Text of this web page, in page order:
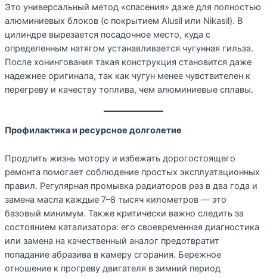
Это универсальный метод «спасения» даже для полностью
алюминиевых блоков (с покрытием Alusil или Nikasil). В
цилиндре вырезается посадочное место, куда с
определенным натягом устанавливается чугунная гильза.
После хонингования такая конструкция становится даже
надежнее оригинала, так как чугун менее чувствителен к
перегреву и качеству топлива, чем алюминиевые сплавы.
Профилактика и ресурсное долголетие
Продлить жизнь мотору и избежать дорогостоящего
ремонта помогает соблюдение простых эксплуатационных
правил. Регулярная промывка радиаторов раз в два года и
замена масла каждые 7–8 тысяч километров — это
базовый минимум. Также критически важно следить за
состоянием катализатора: его своевременная диагностика
или замена на качественный аналог предотвратит
попадание абразива в камеру сгорания. Бережное
отношение к прогреву двигателя в зимний период